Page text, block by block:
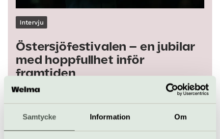
Samtycke Information Om
Intervju
Östersjöfestivalen – en jubilar
med hoppfullhet inför
framtiden